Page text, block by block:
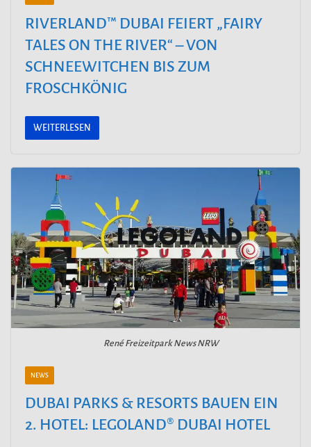
RIVERLAND™ DUBAI FEIERT „FAIRY
TALES ON THE RIVER“ – VON
SCHNEEWITCHEN BIS ZUM
FROSCHKÖNIG
WEITERLESEN
René Freizeitpark News NRW
NEWS
DUBAI PARKS & RESORTS BAUEN EIN
2. HOTEL: LEGOLAND® DUBAI HOTEL